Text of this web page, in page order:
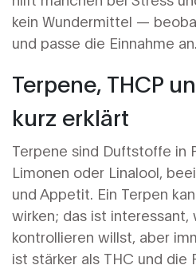
kein Wundermittel —
und passe die Einnahme an.
Terpene, THCP
kurz erklärt
Terpene sind Duftstoffe in
Limonen oder Linalool,
und Appetit. Ein Terpen
wirken; das ist
kontrollieren willst, aber
ist stärker als THC und die